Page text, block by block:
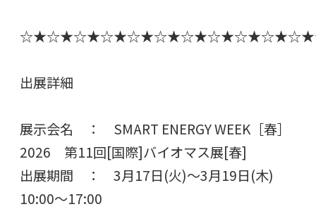
出展詳細
展示会名 ： SMART ENERGY WEEK［春］
2026 第11回[国際]バイオマス展[春]
出展期間 ： 3月17日(火)～3月19日(木)
10:00～17:00